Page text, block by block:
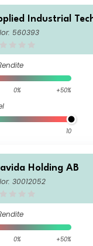
Industrial
560393
0% +50%
10
Holding AB
30012052
0% +50%